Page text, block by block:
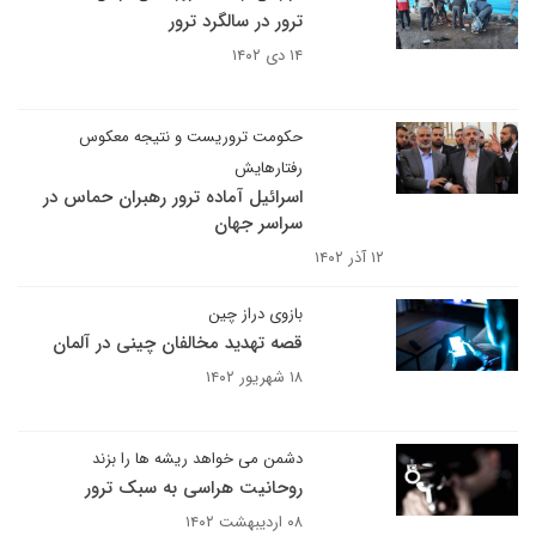
ترور در سالگرد ترور
۱۴ دی ۱۴۰۲
حکومت تروریست و نتیجه معکوس
رفتارهایش
اسرائیل آماده ترور رهبران حماس در
سراسر جهان
۱۲ آذر ۱۴۰۲
بازوی دراز چین
قصه تهدید مخالفان چینی در آلمان
۱۸ شهریور ۱۴۰۲
دشمن می خواهد ریشه ها را بزند
روحانیت هراسی به سبک ترور
۰۸ اردیبهشت ۱۴۰۲